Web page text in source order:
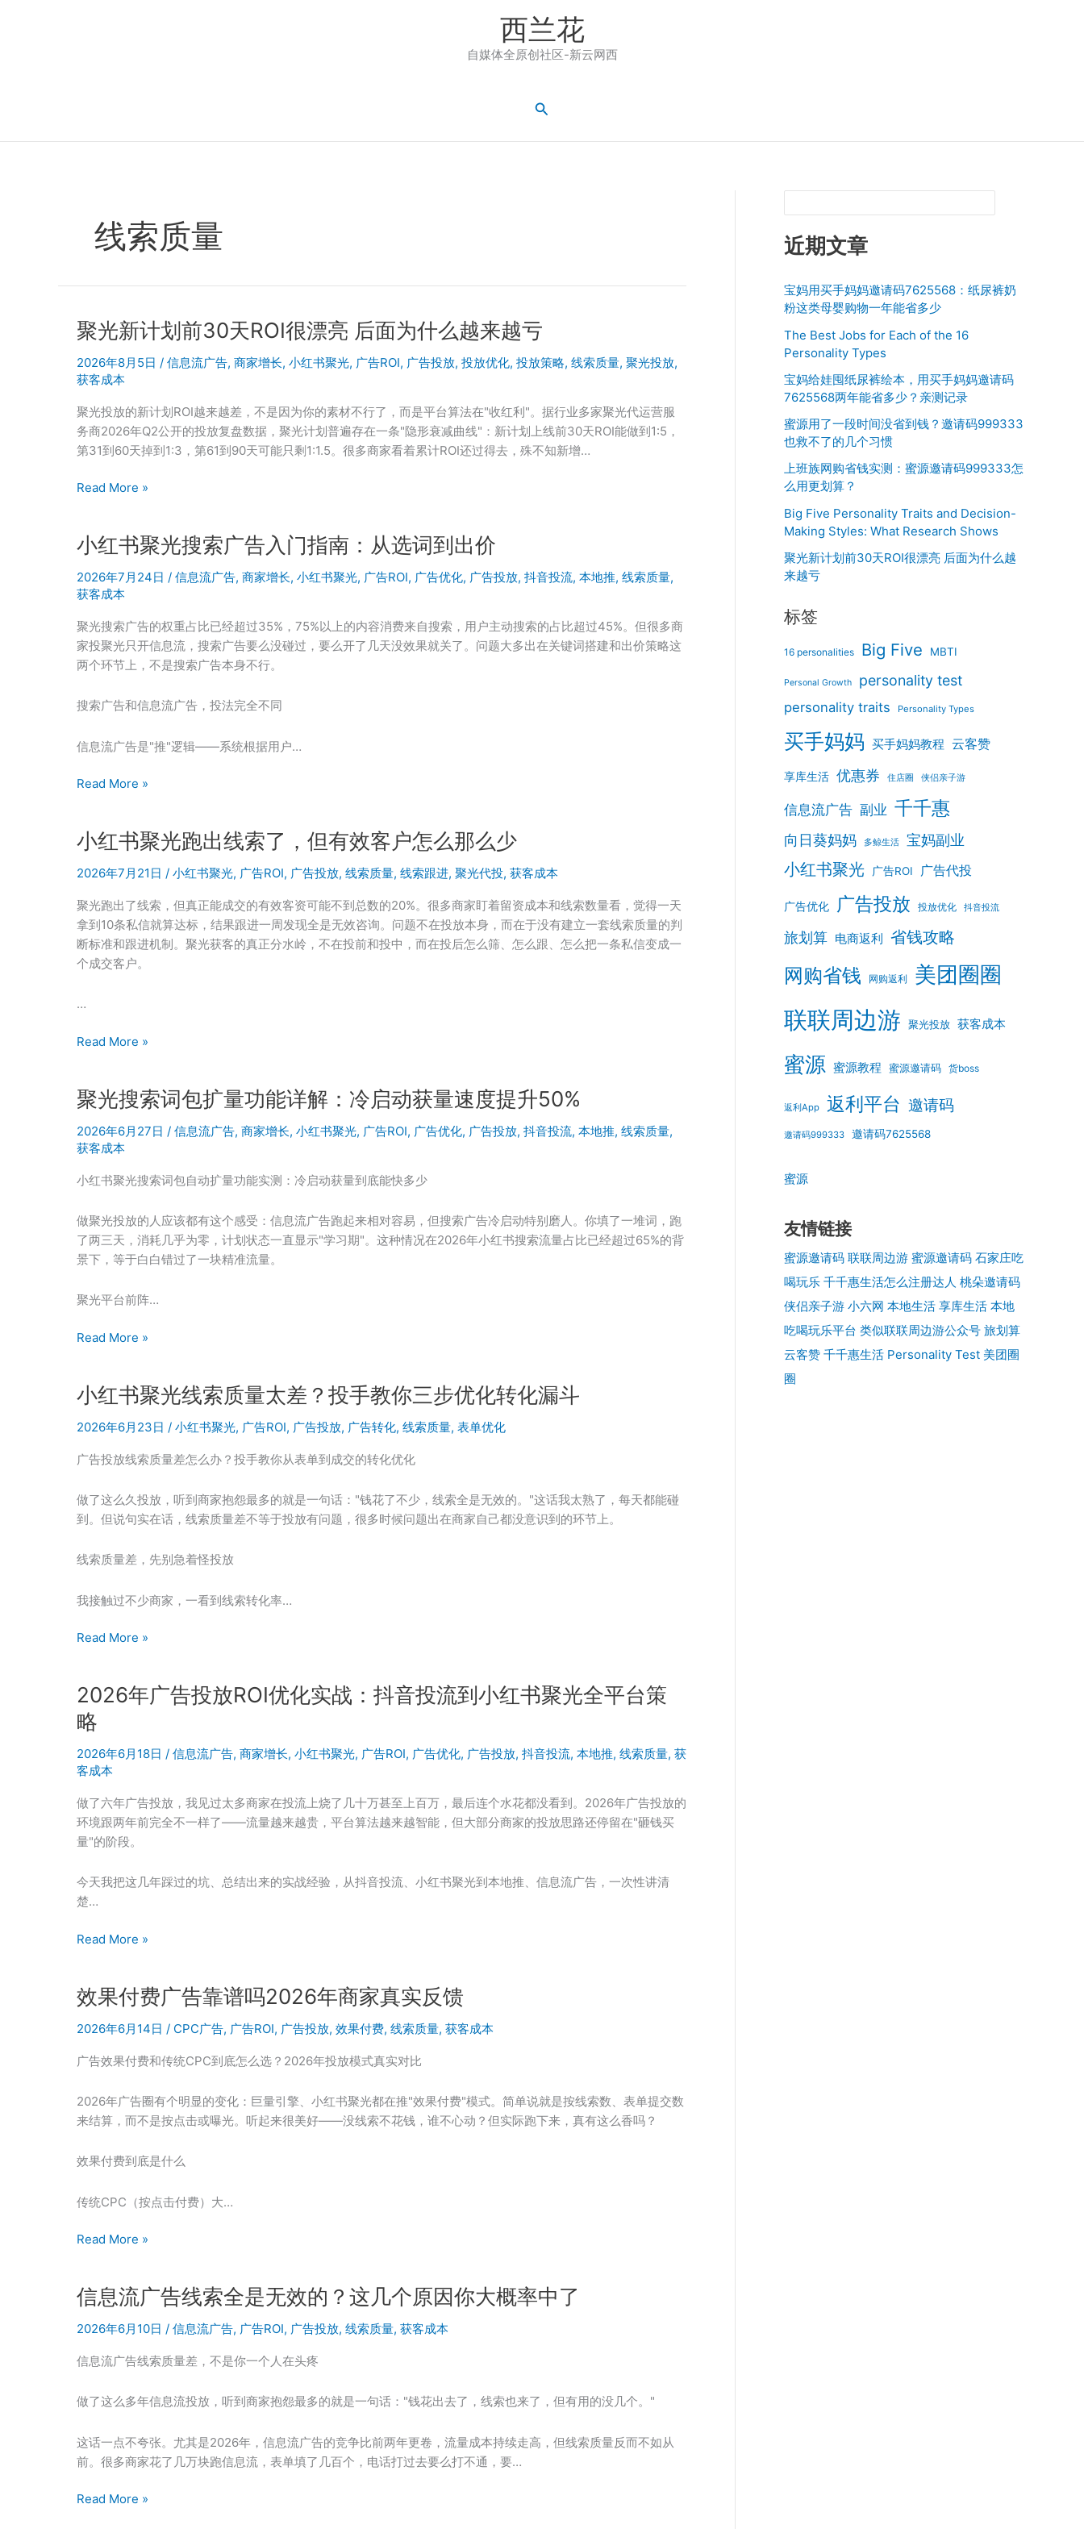
西兰花
自媒体全原创社区-新云网西
搜
线索质量
聚光新计划前30天ROI很漂亮 后面为什么越来越亏
2026年8月5日 / 信息流广告, 商家增长, 小红书聚光, 广告ROI, 广告投放, 投放优化, 投放策略, 线索质量, 聚光投放,
获客成本
聚光投放的新计划ROI越来越差，不是因为你的素材不行了，而是平台算法在"收红利"。据行业多家聚光代运营服
务商2026年Q2公开的投放复盘数据，聚光计划普遍存在一条"隐形衰减曲线"：新计划上线前30天ROI能做到1:5，
第31到60天掉到1:3，第61到90天可能只剩1:1.5。很多商家看着累计ROI还过得去，殊不知新增…
聚
计
前
30
天
ROI
很
亮
面
为
什
来
越
亏
Read More »
小红书聚光搜索广告入门指南：从选词到出价
2026年7月24日 / 信息流广告, 商家增长, 小红书聚光, 广告ROI, 广告优化, 广告投放, 抖音投流, 本地推, 线索质量,
获客成本
聚光搜索广告的权重占比已经超过35%，75%以上的内容消费来自搜索，用户主动搜索的占比超过45%。但很多商
家投聚光只开信息流，搜索广告要么没碰过，要么开了几天没效果就关了。问题大多出在关键词搭建和出价策略这
两个环节上，不是搜索广告本身不行。
搜索广告和信息流广告，投法完全不同
信息流广告是"推"逻辑——系统根据用户…
小
聚
搜
索
广
告
入
从
到
出
价
Read More »
小红书聚光跑出线索了，但有效客户怎么那么少
2026年7月21日 / 小红书聚光, 广告ROI, 广告投放, 线索质量, 线索跟进, 聚光代投, 获客成本
聚光跑出了线索，但真正能成交的有效客资可能不到总数的20%。很多商家盯着留资成本和线索数量看，觉得一天
拿到10条私信就算达标，结果跟进一周发现全是无效咨询。问题不在投放本身，而在于没有建立一套线索质量的判
断标准和跟进机制。聚光获客的真正分水岭，不在投前和投中，而在投后怎么筛、怎么跟、怎么把一条私信变成一
个成交客户。
…
小
聚
跑
出
线
了，
但
有
客
怎
么
少
Read More »
聚光搜索词包扩量功能详解：冷启动获量速度提升50%
2026年6月27日 / 信息流广告, 商家增长, 小红书聚光, 广告ROI, 广告优化, 广告投放, 抖音投流, 本地推, 线索质量,
获客成本
小红书聚光搜索词包自动扩量功能实测：冷启动获量到底能快多少
做聚光投放的人应该都有这个感受：信息流广告跑起来相对容易，但搜索广告冷启动特别磨人。你填了一堆词，跑
了两三天，消耗几乎为零，计划状态一直显示"学习期"。这种情况在2026年小红书搜索流量占比已经超过65%的背
景下，等于白白错过了一块精准流量。
聚光平台前阵…
聚
索
包
扩
功
能
详
冷
动
量
度
提
升
Read More »
小红书聚光线索质量太差？投手教你三步优化转化漏斗
2026年6月23日 / 小红书聚光, 广告ROI, 广告投放, 广告转化, 线索质量, 表单优化
广告投放线索质量差怎么办？投手教你从表单到成交的转化优化
做了这么久投放，听到商家抱怨最多的就是一句话："钱花了不少，线索全是无效的。"这话我太熟了，每天都能碰
到。但说句实在话，线索质量差不等于投放有问题，很多时候问题出在商家自己都没意识到的环节上。
线索质量差，先别急着怪投放
我接触过不少商家，一看到线索转化率…
小
聚
光
线
索
质
太
差？
投
教
你
步
化
转
化
斗
Read More »
2026年广告投放ROI优化实战：抖音投流到小红书聚光全平台策
略
2026年6月18日 / 信息流广告, 商家增长, 小红书聚光, 广告ROI, 广告优化, 广告投放, 抖音投流, 本地推, 线索质量, 获
客成本
做了六年广告投放，我见过太多商家在投流上烧了几十万甚至上百万，最后连个水花都没看到。2026年广告投放的
环境跟两年前完全不一样了——流量越来越贵，平台算法越来越智能，但大部分商家的投放思路还停留在"砸钱买
量"的阶段。
今天我把这几年踩过的坑、总结出来的实战经验，从抖音投流、小红书聚光到本地推、信息流广告，一次性讲清
楚…
2026
告
放
ROI
实
战：
音
流
小
书
聚
光
平
策
Read More »
效果付费广告靠谱吗2026年商家真实反馈
2026年6月14日 / CPC广告, 广告ROI, 广告投放, 效果付费, 线索质量, 获客成本
广告效果付费和传统CPC到底怎么选？2026年投放模式真实对比
2026年广告圈有个明显的变化：巨量引擎、小红书聚光都在推"效果付费"模式。简单说就是按线索数、表单提交数
来结算，而不是按点击或曝光。听起来很美好——没线索不花钱，谁不心动？但实际跑下来，真有这么香吗？
效果付费到底是什么
传统CPC（按点击付费）大…
效
费
告
靠
吗
2026
商
家
Read More »
信息流广告线索全是无效的？这几个原因你大概率中了
2026年6月10日 / 信息流广告, 广告ROI, 广告投放, 线索质量, 获客成本
信息流广告线索质量差，不是你一个人在头疼
做了这么多年信息流投放，听到商家抱怨最多的就是一句话："钱花出去了，线索也来了，但有用的没几个。"
这话一点不夸张。尤其是2026年，信息流广告的竞争比前两年更卷，流量成本持续走高，但线索质量反而不如从
前。很多商家花了几万块跑信息流，表单填了几百个，电话打过去要么打不通，要…
信
Read More »
近期文章
宝妈用买手妈妈邀请码7625568：纸尿裤奶
粉这类母婴购物一年能省多少
The Best Jobs for Each of the 16
Personality Types
宝妈给娃囤纸尿裤绘本，用买手妈妈邀请码
7625568两年能省多少？亲测记录
蜜源用了一段时间没省到钱？邀请码999333
也救不了的几个习惯
上班族网购省钱实测：蜜源邀请码999333怎
么用更划算？
Big Five Personality Traits and Decision-
Making Styles: What Research Shows
聚光新计划前30天ROI很漂亮 后面为什么越
来越亏
标签
16 personalities Big Five MBTI
Personal Growth personality test
personality traits Personality Types
买手妈妈 买手妈妈教程 云客赞
享库生活 优惠券 住店圈 侠侣亲子游
信息流广告 副业 千千惠
向日葵妈妈 多鲸生活 宝妈副业
小红书聚光 广告ROI 广告代投
广告优化 广告投放 投放优化 抖音投流
旅划算 电商返利 省钱攻略
网购省钱 网购返利 美团圈圈
联联周边游 聚光投放 获客成本
蜜源 蜜源教程 蜜源邀请码 货boss
返利App 返利平台 邀请码
邀请码999333 邀请码7625568
蜜源
友情链接
蜜源邀请码 联联周边游 蜜源邀请码 石家庄吃
喝玩乐 千千惠生活怎么注册达人 桃朵邀请码
侠侣亲子游 小六网 本地生活 享库生活 本地
吃喝玩乐平台 类似联联周边游公众号 旅划算
云客赞 千千惠生活 Personality Test 美团圈
圈